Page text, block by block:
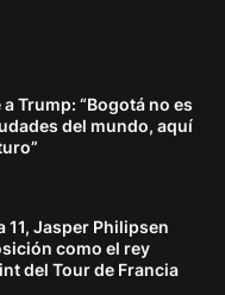
Trump: “Bogotá no es
del mundo, aquí
11, Jasper Philipsen
como el rey
del Tour de Francia